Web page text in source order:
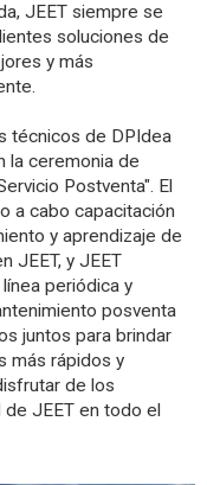
JEET siempre se
soluciones de
y más
técnicos de DPIdea
la ceremonia de
Postventa". El
a cabo capacitación
y aprendizaje de
JEET, y JEET
periódica y
posventa
juntos para brindar
más rápidos y
de los
JEET en todo el